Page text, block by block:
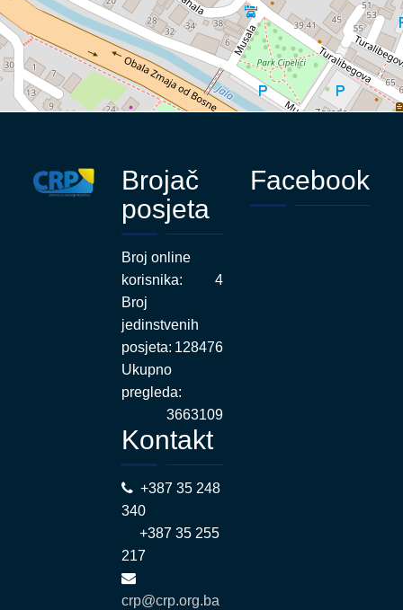
Brojač
posjeta
Broj online
korisnika:
4
Broj
jedinstvenih
posjeta: 128476
Ukupno
pregleda:
3663109
Kontakt
+387 35 248
340
+387 35 255
217
crp@crp.org.ba
Facebook